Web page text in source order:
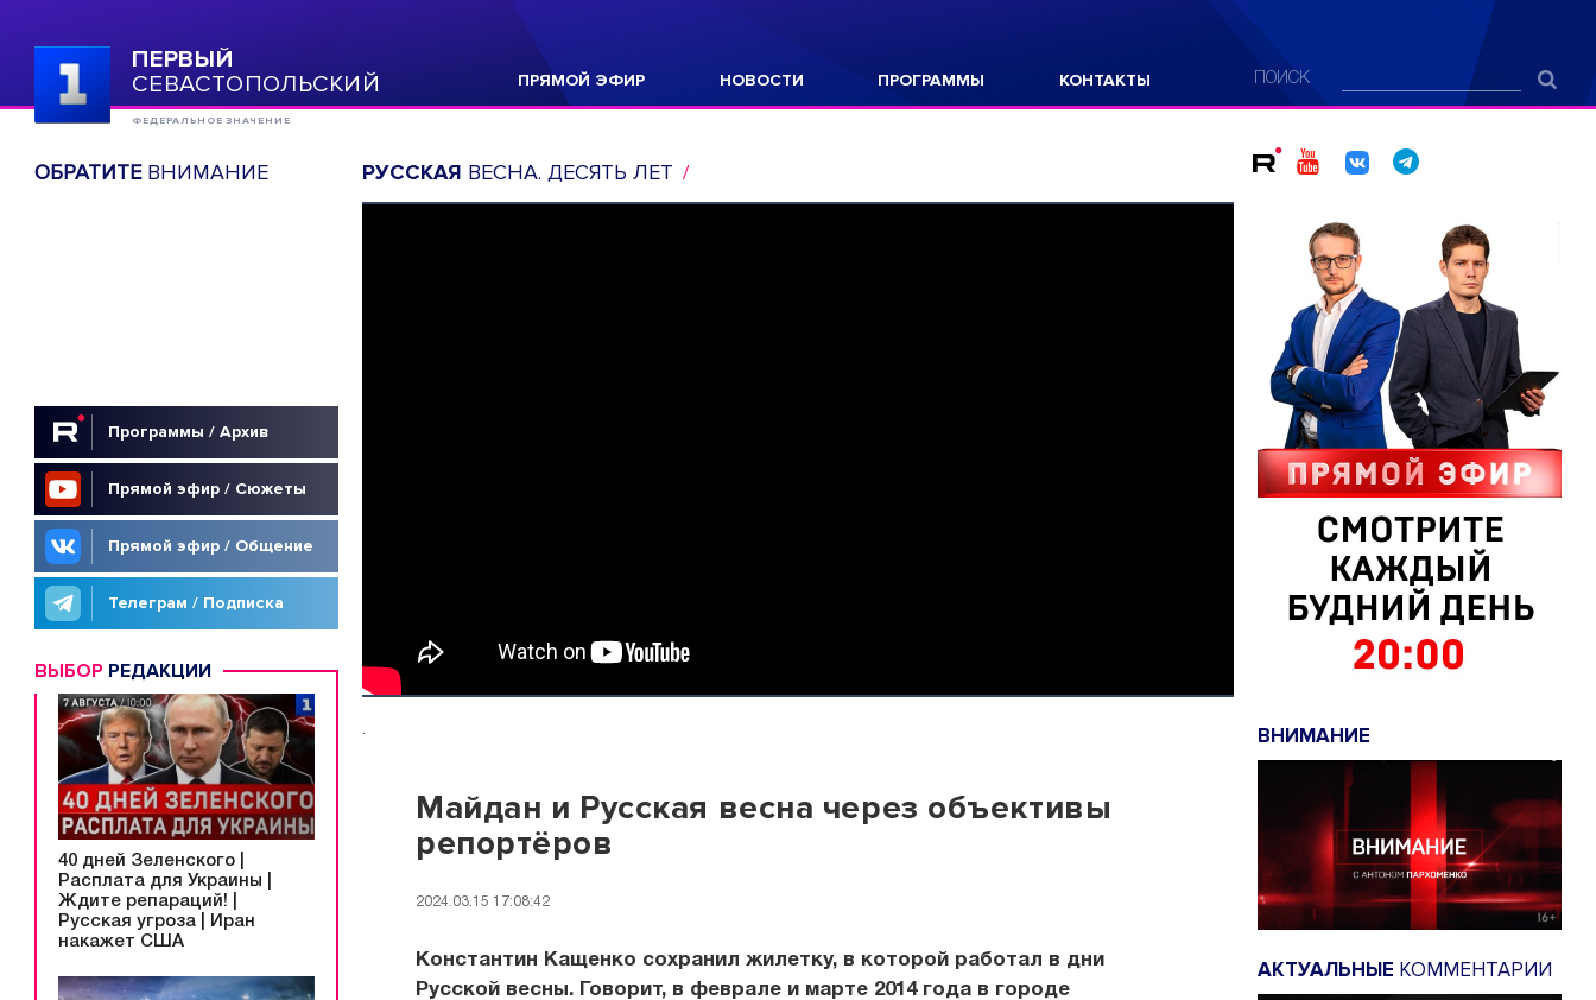
ПЕРВЫЙ
СЕВАСТОПОЛЬСКИЙ
ФЕДЕРАЛЬНОЕ ЗНАЧЕНИЕ
ПРЯМОЙ ЭФИР НОВОСТИ ПРОГРАММЫ КОНТАКТЫ ПОИСК
ОБРАТИТЕВНИМАНИЕ
Программы / Архив
Прямой эфир / Сюжеты
Прямой эфир / Общение
Телеграм / Подписка
ВЫБОР РЕДАКЦИИ
40 дней Зеленского |
Расплата для Украины |
Ждите репараций! |
Русская угроза | Иран
накажет США
РУССКАЯ ВЕСНА. ДЕСЯТЬ ЛЕТ
.
Майдан и Русская весна через объективы
репортёров
2024.03.15 17:08:42
Константин Кащенко сохранил жилетку, в которой работал в дни
Русской весны. Говорит, в феврале и марте 2014 года в городе
ВНИМАНИЕ
АКТУАЛЬНЫЕ КОММЕНТАРИИ